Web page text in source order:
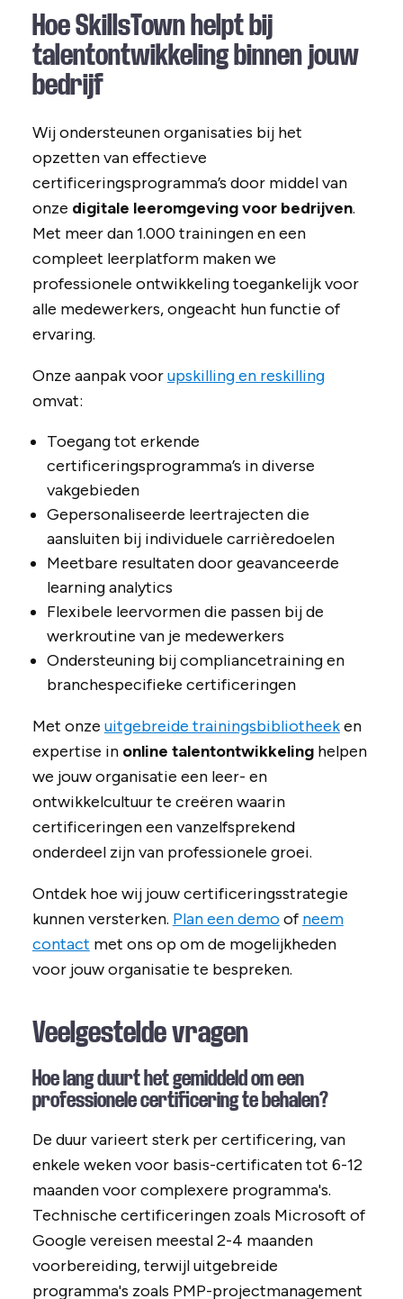
Hoe SkillsTown helpt bij
talentontwikkeling binnen jouw
bedrijf
Wij ondersteunen organisaties bij het
opzetten van effectieve
certificeringsprogramma’s door middel van
onze digitale leeromgeving voor bedrijven.
Met meer dan 1.000 trainingen en een
compleet leerplatform maken we
professionele ontwikkeling toegankelijk voor
alle medewerkers, ongeacht hun functie of
ervaring.
Onze aanpak voorupskilling en reskilling
omvat:
Toegang tot erkende
certificeringsprogramma’s in diverse
vakgebieden
Gepersonaliseerde leertrajecten die
aansluiten bij individuele carrièredoelen
Meetbare resultaten door geavanceerde
learning analytics
Flexibele leervormen die passen bij de
werkroutine van je medewerkers
Ondersteuning bij compliance­training en
branchespecifieke certificeringen
Met onze uitgebreide trainingsbibliotheeken
expertise in online talentontwikkelinghelpen
we jouw organisatie een leer- en
ontwikkelcultuur te creëren waarin
certificeringen een vanzelfsprekend
onderdeel zijn van professionele groei.
Ontdek hoe wij jouw certificeringsstrategie
kunnen versterken. Plan een demoof neem
contact met ons op om de mogelijkheden
voor jouw organisatie te bespreken.
Veelgestelde vragen
Hoe lang duurt het gemiddeld om een
professionele certificering te behalen?
De duur varieert sterk per certificering, van
enkele weken voor basis-certificaten tot 6-12
maanden voor complexere programma's.
Technische certificeringen zoals Microsoft of
Google vereisen meestal 2-4 maanden
voorbereiding, terwijl uitgebreide
programma's zoals PMP-projectmanagement